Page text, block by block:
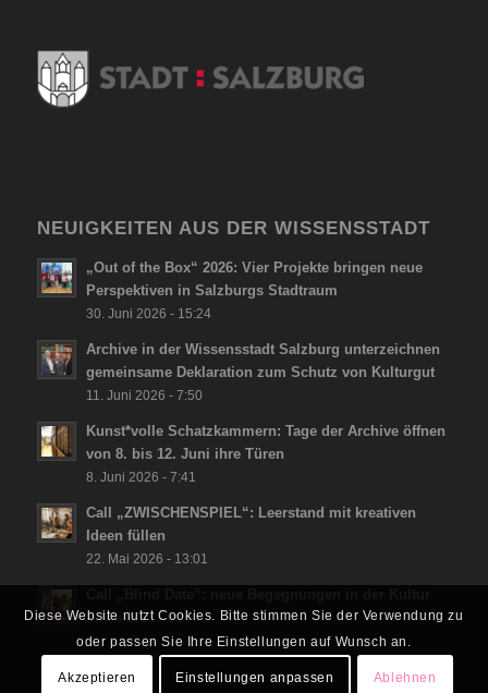
NEUIGKEITEN AUS DER WISSENSSTADT
„Out of the Box“ 2026: Vier Projekte bringen neue
Perspektiven in Salzburgs Stadtraum
30. Juni 2026 - 15:24
Archive in der Wissensstadt Salzburg unterzeichnen
gemeinsame Deklaration zum Schutz von Kulturgut
11. Juni 2026 - 7:50
Kunst*volle Schatzkammern: Tage der Archive öffnen
von 8. bis 12. Juni ihre Türen
8. Juni 2026 - 7:41
Call „ZWISCHENSPIEL“: Leerstand mit kreativen
Ideen füllen
22. Mai 2026 - 13:01
8. Mai 2026 - 8:27
Diese Website nutzt Cookies. Bitte stimmen Sie der Verwendung zu
oder passen Sie Ihre Einstellungen auf Wunsch an.
Akzeptieren Einstellungen anpassen Ablehnen